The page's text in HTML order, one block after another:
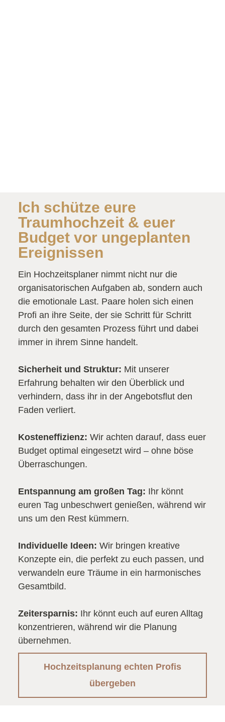
Ich schütze eure
Traumhochzeit & euer
Budget vor ungeplanten
Ereignissen
Ein Hochzeitsplaner nimmt nicht nur die
organisatorischen Aufgaben ab, sondern auch
die emotionale Last. Paare holen sich einen
Profi an ihre Seite, der sie Schritt für Schritt
durch den gesamten Prozess führt und dabei
immer in ihrem Sinne handelt.
Sicherheit und Struktur: Mit unserer
Erfahrung behalten wir den Überblick und
verhindern, dass ihr in der Angebotsflut den
Faden verliert.
Kosteneffizienz: Wir achten darauf, dass euer
Budget optimal eingesetzt wird – ohne böse
Überraschungen.
Entspannung am großen Tag: Ihr könnt
euren Tag unbeschwert genießen, während wir
uns um den Rest kümmern.
Individuelle Ideen: Wir bringen kreative
Konzepte ein, die perfekt zu euch passen, und
verwandeln eure Träume in ein harmonisches
Gesamtbild.
Zeitersparnis: Ihr könnt euch auf euren Alltag
konzentrieren, während wir die Planung
übernehmen.
Hochzeitsplanung echten Profis
übergeben